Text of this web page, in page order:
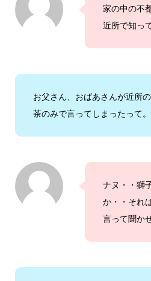
家の中の不
近所で知っ
お父さん、おばあさんが近所
茶のみで言ってしまったって。
ナヌ・・獅
か・・それ
言って聞か